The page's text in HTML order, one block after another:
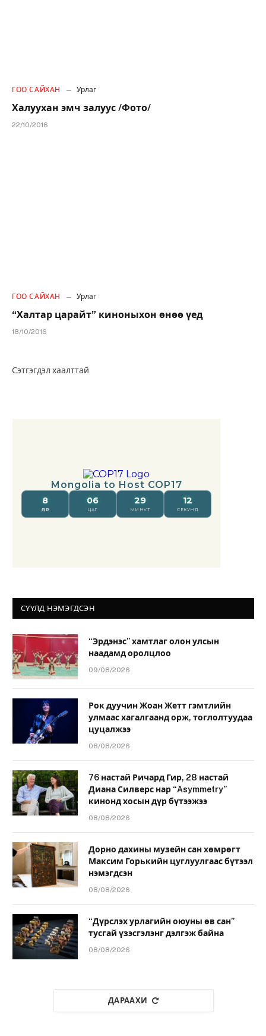
ГОО САЙХАН Урлаг
Халуухан эмч залуус /Фото/
22/10/2016
ГОО САЙХАН Урлаг
“Халтар царайт” киноныхон өнөө үед
18/10/2016
Сэтгэгдэл хаалттай
СҮҮЛД НЭМЭГДСЭН
“Эрдэнэс” хамтлаг олон улсын
наадамд оролцлоо
09/08/2026
Рок дуучин Жоан Жетт гэмтлийн
улмаас хагалгаанд орж, тоглолтуудаа
цуцалжээ
08/08/2026
76 настай Ричард Гир, 28 настай
Диана Силверс нар “Asymmetry”
кинонд хосын дүр бүтээжээ
08/08/2026
Дорно дахины музейн сан хөмрөгт
Максим Горькийн цуглуулгаас бүтээл
нэмэгдсэн
08/08/2026
“Дүрслэх урлагийн оюуны өв сан”
тусгай үзэсгэлэнг дэлгэж байна
08/08/2026
ДАРААХИ